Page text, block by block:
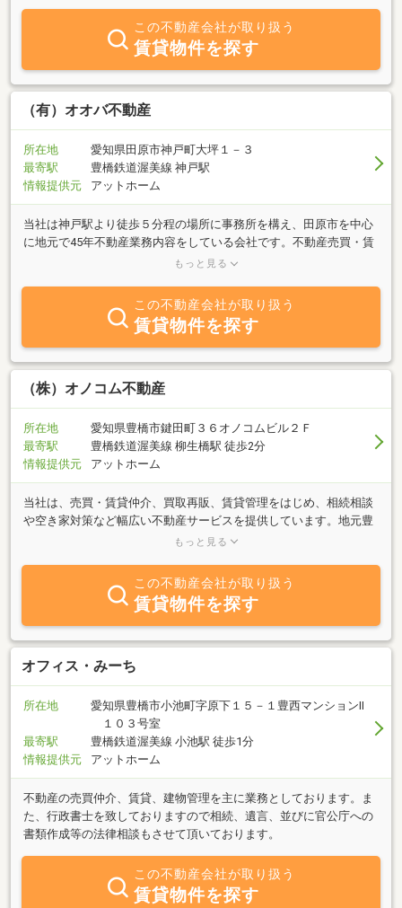
ど、お客様の「たはら暮らし」を全面的にサポートいたします。公
園も併設しておりますので、お子様もご一緒にお気軽にお越しくだ
この不動産会社が取り扱う
賃貸物件を探す
（有）オオバ不動産
所在地
愛知県田原市神戸町大坪１－３
最寄駅
豊橋鉄道渥美線 神戸駅
情報提供元
アットホーム
当社は神戸駅より徒歩５分程の場所に事務所を構え、田原市を中心
に地元で45年不動産業務内容をしている会社です。不動産売買・賃
貸・管理をおもにしています。田原市の土地建物売却をお考えの方
もっと見る
この不動産会社が取り扱う
賃貸物件を探す
（株）オノコム不動産
所在地
愛知県豊橋市鍵田町３６オノコムビル２Ｆ
最寄駅
豊橋鉄道渥美線 柳生橋駅 徒歩2分
情報提供元
アットホーム
当社は、売買・賃貸仲介、買取再販、賃貸管理をはじめ、相続相談
や空き家対策など幅広い不動産サービスを提供しています。地元豊
橋にて創業９０年有余、長年にわたる取引実績を活かし、迅速かつ
しての不動産係となり、ライフステージの変化に伴う不動産のお悩
み事などを、経験豊富なスタッフが解決のお手伝をいいたします。
もっと見る
この不動産会社が取り扱う
賃貸物件を探す
オフィス・みーち
所在地
愛知県豊橋市小池町字原下１５－１豊西マンションⅡ
１０３号室
最寄駅
豊橋鉄道渥美線 小池駅 徒歩1分
情報提供元
アットホーム
不動産の売買仲介、賃貸、建物管理を主に業務としております。ま
た、行政書士を致しておりますので相続、遺言、並びに官公庁への
書類作成等の法律相談もさせて頂いております。
この不動産会社が取り扱う
賃貸物件を探す